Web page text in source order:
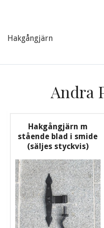
Hakgångjärn
Andra
Hakgångjärn m
stående blad i smide
(säljes styckvis)